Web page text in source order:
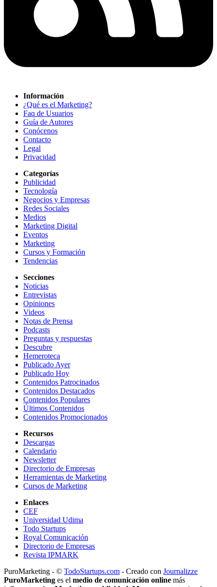
Información
¿Qué es el Marketing?
Faq de Usuarios
Guía de Autores
Conócenos
Contacto
Legal
Privacidad
Categorías
Publicidad
Tecnología
Negocios y Empresas
Redes Sociales
Medios
Marketing Digital
Eventos
Marketing
Cursos y Formación
Tendencias
Secciones
Noticias
Entrevistas
Opiniones
Videos
Notas de Prensa
Podcasts
Preguntas y respuestas
Descubre
Hemeroteca
Publicado Ayer
Publicado Hoy
Contenidos Patrocinados
Contenidos Destacados
Contenidos Populares
Últimos Contenidos
Contenidos Promocionados
Recursos
Descargas
Calendario
Newsletter
Directorio de Empresas
Herramientas de Marketing
Cursos de Marketing
Enlaces
CEF
Universidad Udima
Todo Startups
Royal Comunicación
Directorio de Empresas
Revista IPMARK
PuroMarketing - © TodoStartups.com - Creado con Journalizze
PuroMarketing es el medio de comunicación online más